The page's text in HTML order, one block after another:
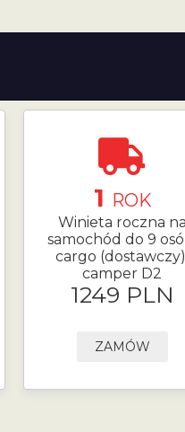
1 ROK
Winieta roczna na
samochód do 9
cargo
camper D2
1249 PLN
ZAMÓW